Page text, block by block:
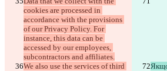
cookies are processed in
accordance with the provisions
of our Privacy Policy. For
instance, this data can be
accessed by our employees,
subcontractors and affiliates.
We also use the services of third